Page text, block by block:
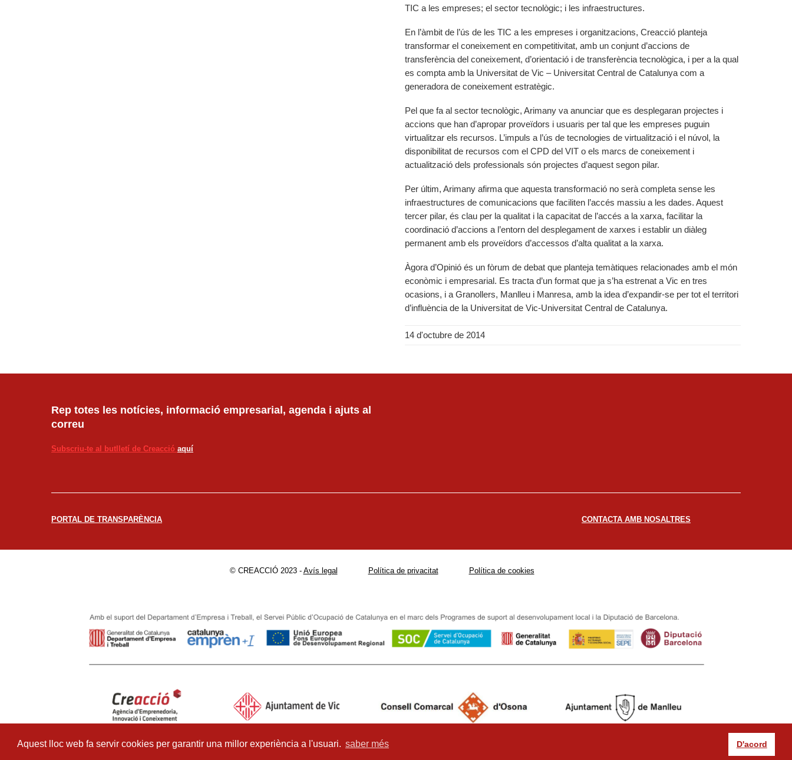
Aquest lloc web fa servir cookies per garantir una millor experiència a l'usuari. saber més D'acord
TIC a les empreses; el sector tecnològic; i les infraestructures.
En l’àmbit de l’ús de les TIC a les empreses i organitzacions, Creacció planteja
transformar el coneixement en competitivitat, amb un conjunt d’accions de
transferència del coneixement, d’orientació i de transferència tecnològica, i per a la qual
es compta amb la Universitat de Vic – Universitat Central de Catalunya com a
generadora de coneixement estratègic.
Pel que fa al sector tecnològic, Arimany va anunciar que es desplegaran projectes i
accions que han d’apropar proveïdors i usuaris per tal que les empreses puguin
virtualitzar els recursos. L’impuls a l’ús de tecnologies de virtualització i el núvol, la
disponibilitat de recursos com el CPD del VIT o els marcs de coneixement i
actualització dels professionals són projectes d’aquest segon pilar.
Per últim, Arimany afirma que aquesta transformació no serà completa sense les
infraestructures de comunicacions que faciliten l’accés massiu a les dades. Aquest
tercer pilar, és clau per la qualitat i la capacitat de l’accés a la xarxa, facilitar la
coordinació d’accions a l’entorn del desplegament de xarxes i establir un diàleg
permanent amb els proveïdors d’accessos d’alta qualitat a la xarxa.
Àgora d’Opinió és un fòrum de debat que planteja temàtiques relacionades amb el món
econòmic i empresarial. Es tracta d’un format que ja s’ha estrenat a Vic en tres
ocasions, i a Granollers, Manlleu i Manresa, amb la idea d’expandir-se per tot el territori
d’influència de la Universitat de Vic-Universitat Central de Catalunya.
14 d'octubre de 2014
Rep totes les notícies, informació empresarial, agenda i ajuts al
correu
Subscriu-te al butlletí de Creacció aquí
PORTAL DE TRANSPARÈNCIA CONTACTA AMB NOSALTRES
© CREACCIÓ 2023 - Avís legal Política de privacitat Política de cookies